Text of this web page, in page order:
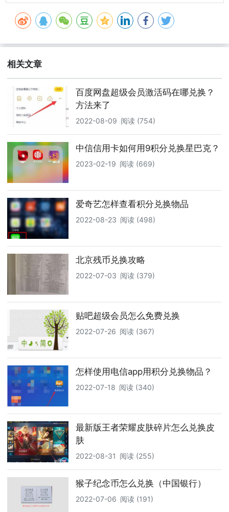
相关文章
百度网盘超级会员激活码在哪兑换？
方法来了
2022-08-09 阅读 (754)
中信信用卡如何用9积分兑换星巴克？
2023-02-19 阅读 (669)
爱奇艺怎样查看积分兑换物品
2022-08-23 阅读 (498)
北京残币兑换攻略
2022-07-03 阅读 (379)
贴吧超级会员怎么免费兑换
2022-07-26 阅读 (367)
怎样使用电信app用积分兑换物品？
2022-07-18 阅读 (340)
最新版王者荣耀皮肤碎片怎么兑换皮
肤
2022-08-31 阅读 (255)
猴子纪念币怎么兑换（中国银行）
2022-07-06 阅读 (191)